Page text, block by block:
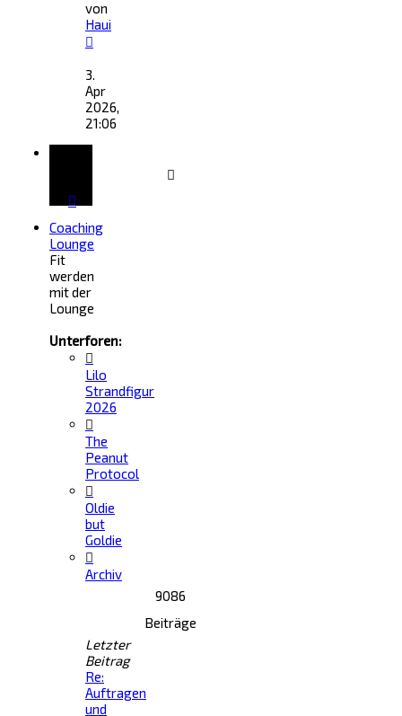
von
Haui
Beitrag
3.
Apr
2026,
21:06
Coaching
Lounge
Fit
werden
mit der
Lounge
Unterforen:
Lilo
Strandfigur
2026
The
Peanut
Protocol
Oldie
but
Goldie
Archiv
9086
Beiträge
Letzter
Beitrag
Re:
Auftragen
und